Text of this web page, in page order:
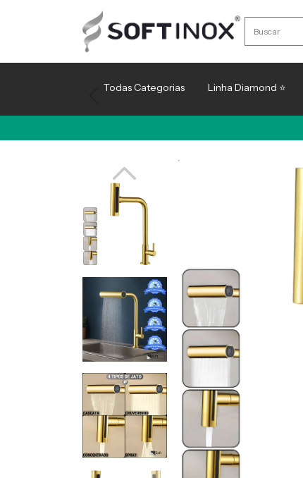
Todas Categorias Linha Diamond ⭐